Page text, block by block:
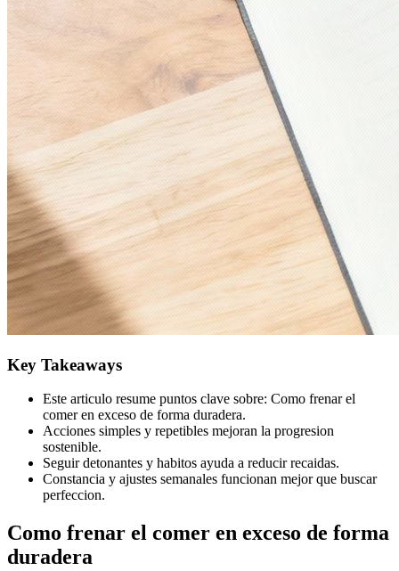
Key Takeaways
Este articulo resume puntos clave sobre: Como frenar el
comer en exceso de forma duradera.
Acciones simples y repetibles mejoran la progresion
sostenible.
Seguir detonantes y habitos ayuda a reducir recaidas.
Constancia y ajustes semanales funcionan mejor que buscar
perfeccion.
Como frenar el comer en exceso de forma
duradera